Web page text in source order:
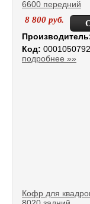
6600 передний
8 800 руб.
Код:
подробнее »»
Кофр для